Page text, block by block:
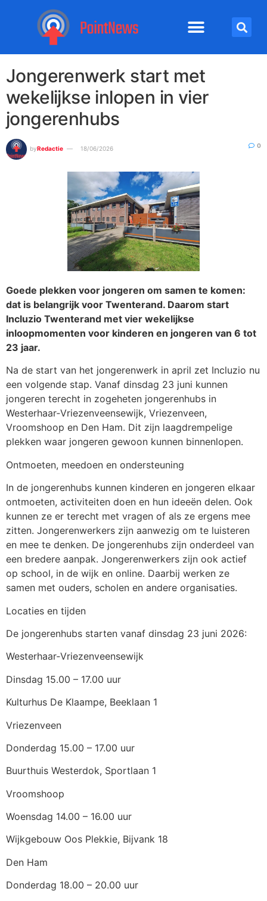
Jongerenwerk start met
wekelijkse inlopen in vier
jongerenhubs
byRedactie 18/06/2026 0
Goede plekken voor jongeren om samen te komen:
dat is belangrijk voor Twenterand. Daarom start
Incluzio Twenterand met vier wekelijkse
inloopmomenten voor kinderen en jongeren van 6 tot
23 jaar.
Na de start van het jongerenwerk in april zet Incluzio nu
een volgende stap. Vanaf dinsdag 23 juni kunnen
jongeren terecht in zogeheten jongerenhubs in
Westerhaar‑Vriezenveensewijk, Vriezenveen,
Vroomshoop en Den Ham. Dit zijn laagdrempelige
plekken waar jongeren gewoon kunnen binnenlopen.
Ontmoeten, meedoen en ondersteuning
In de jongerenhubs kunnen kinderen en jongeren elkaar
ontmoeten, activiteiten doen en hun ideeën delen. Ook
kunnen ze er terecht met vragen of als ze ergens mee
zitten. Jongerenwerkers zijn aanwezig om te luisteren
en mee te denken. De jongerenhubs zijn onderdeel van
een bredere aanpak. Jongerenwerkers zijn ook actief
op school, in de wijk en online. Daarbij werken ze
samen met ouders, scholen en andere organisaties.
Locaties en tijden
De jongerenhubs starten vanaf dinsdag 23 juni 2026:
Westerhaar‑Vriezenveensewijk
Dinsdag 15.00 – 17.00 uur
Kulturhus De Klaampe, Beeklaan 1
Vriezenveen
Donderdag 15.00 – 17.00 uur
Buurthuis Westerdok, Sportlaan 1
Vroomshoop
Woensdag 14.00 – 16.00 uur
Wijkgebouw Oos Plekkie, Bijvank 18
Den Ham
Donderdag 18.00 – 20.00 uur